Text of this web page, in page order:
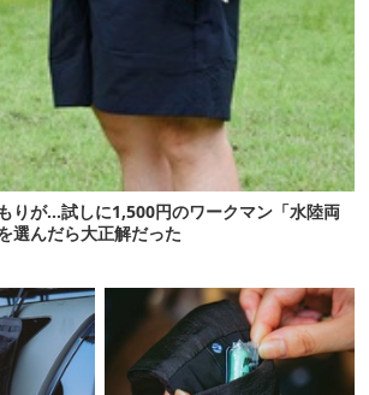
りが…試しに1,500円のワークマン「水陸両
選んだら大正解だった